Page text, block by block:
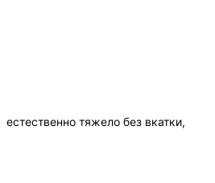
естественно тяжело без вкатки,